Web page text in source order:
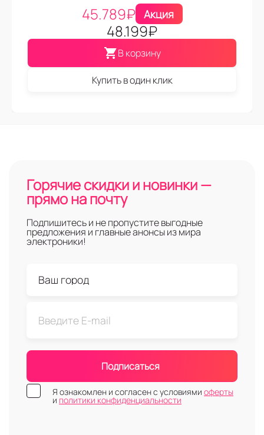
45.789₽ Акция
48.199₽
В корзину
Купить в один клик
Горячие скидки и новинки —
прямо на почту
Подпишитесь и не пропустите выгодные
предложения и главные анонсы из мира
электроники!
Подписаться
Я ознакомлен и согласен с условиями оферты
и политики конфиденциальности